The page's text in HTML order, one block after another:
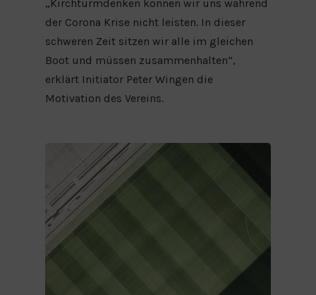
„Kirchturmdenken können wir uns während
der Corona Krise nicht leisten. In dieser
schweren Zeit sitzen wir alle im gleichen
Boot und müssen zusammenhalten“,
erklärt Initiator Peter Wingen die
Motivation des Vereins.